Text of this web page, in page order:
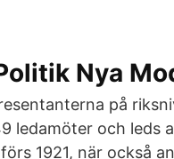
Nya
på
ledamöter och leds
1921, när också